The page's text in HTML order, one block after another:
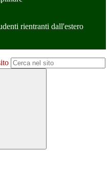
rientranti dall'estero